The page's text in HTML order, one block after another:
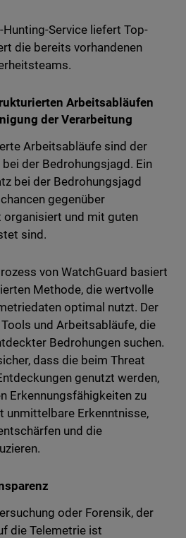
Service liefert Top-
die bereits vorhandenen
Arbeitsabläufen
der Verarbeitung
Arbeitsabläufe sind der
der Bedrohungsjagd. Ein
bei der Bedrohungsjagd
gegenüber
organisiert und mit guten
sind.
von WatchGuard basiert
Methode, die wertvolle
optimal nutzt. Der
und Arbeitsabläufe, die
Bedrohungen suchen.
dass die beim Threat
genutzt werden,
Erkennungsfähigkeiten zu
unmittelbare Erkenntnisse,
und die
oder Forensik, der
die Telemetrie ist